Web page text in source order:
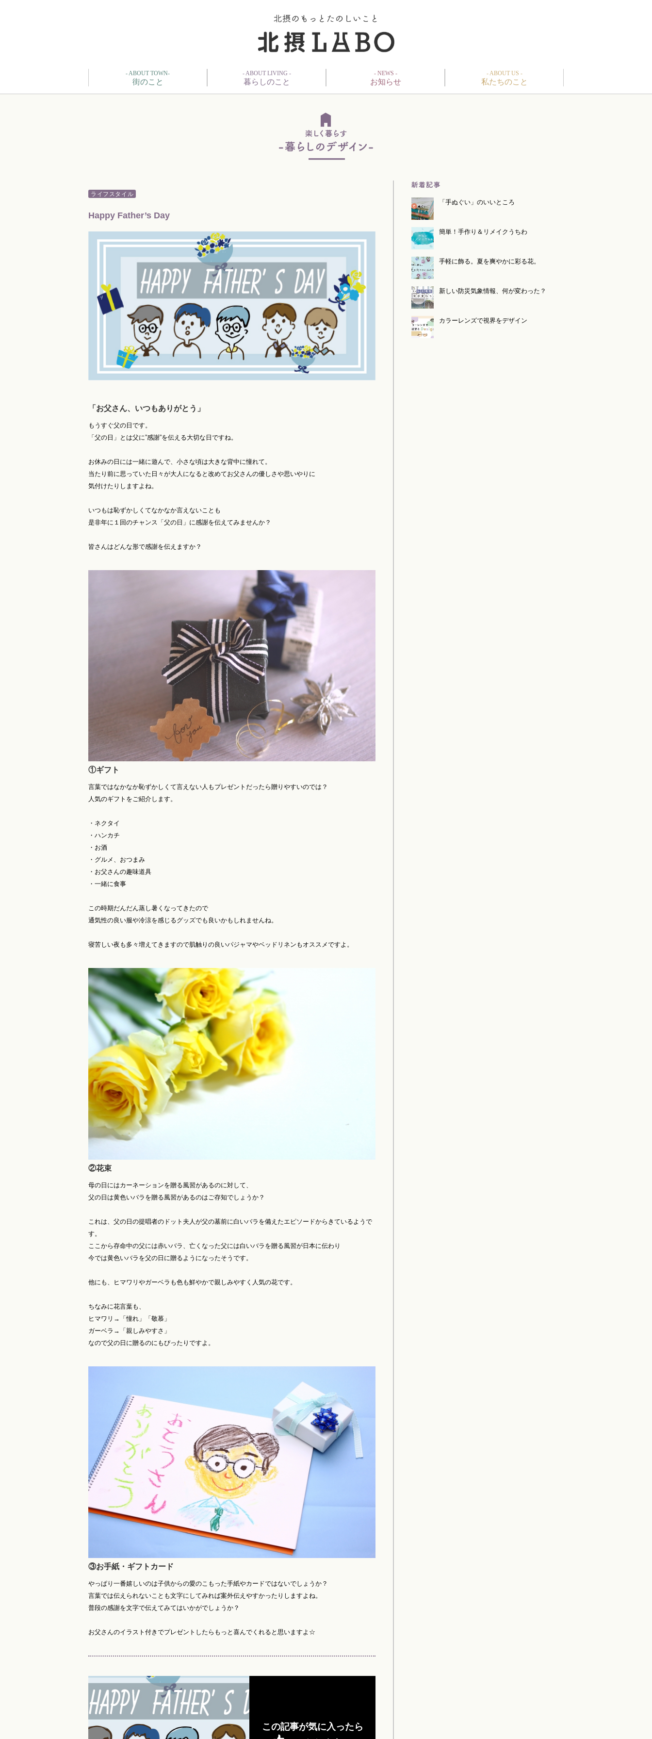
- ABOUT TOWN-
街のこと
- ABOUT LIVING -
暮らしのこと
- NEWS -
お知らせ
- ABOUT US -
私たちのこと
ライフスタイル
Happy Father’s Day
「お父さん、いつもありがとう」
もうすぐ父の日です。
「父の日」とは父に”感謝”を伝える大切な日ですね。
お休みの日には一緒に遊んで、小さな頃は大きな背中に憧れて。
当たり前に思っていた日々が大人になると改めてお父さんの優しさや思いやりに
気付けたりしますよね。
いつもは恥ずかしくてなかなか言えないことも
是非年に１回のチャンス「父の日」に感謝を伝えてみませんか？
皆さんはどんな形で感謝を伝えますか？
①ギフト
言葉ではなかなか恥ずかしくて言えない人もプレゼントだったら贈りやすいのでは？
人気のギフトをご紹介します。
・ネクタイ
・ハンカチ
・お酒
・グルメ、おつまみ
・お父さんの趣味道具
・一緒に食事
この時期だんだん蒸し暑くなってきたので
通気性の良い服や冷涼を感じるグッズでも良いかもしれませんね。
寝苦しい夜も多々増えてきますので肌触りの良いパジャマやベッドリネンもオススメですよ。
②花束
母の日にはカーネーションを贈る風習があるのに対して、
父の日は黄色いバラを贈る風習があるのはご存知でしょうか？
これは、父の日の提唱者のドット夫人が父の墓前に白いバラを備えたエピソードからきているようで
す。
ここから存命中の父には赤いバラ、亡くなった父には白いバラを贈る風習が日本に伝わり
今では黄色いバラを父の日に贈るようになったそうです。
他にも、ヒマワリやガーベラも色も鮮やかで親しみやすく人気の花です。
ちなみに花言葉も、
ヒマワリ→「憧れ」「敬慕」
ガーベラ→「親しみやすさ」
なので父の日に贈るのにもぴったりですよ。
③お手紙・ギフトカード
やっぱり一番嬉しいのは子供からの愛のこもった手紙やカードではないでしょうか？
言葉では伝えられないことも文字にしてみれば案外伝えやすかったりしますよね。
普段の感謝を文字で伝えてみてはいかがでしょうか？
お父さんのイラスト付きでプレゼントしたらもっと喜んでくれると思いますよ☆
この記事が気に入ったら
「手ぬぐい」のいいところ
簡単！手作り＆リメイクうちわ
手軽に飾る。夏を爽やかに彩る花。
新しい防災気象情報、何が変わった？
カラーレンズで視界をデザイン